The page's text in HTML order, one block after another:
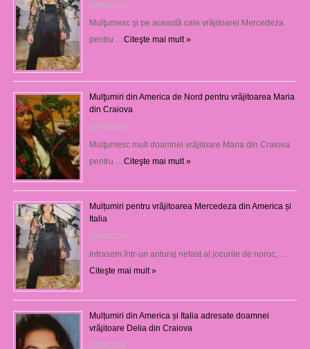
08/08/2026
Mulţumesc şi pe această cale vrăjitoarei Mercedeza
pentru …Citeşte mai mult »
Mulţumiri din America de Nord pentru vrăjitoarea Maria
din Craiova
07/08/2026
Mulţumesc mult doamnei vrăjitoare Maria din Craiova
pentru …Citeşte mai mult »
Mulțumiri pentru vrăjitoarea Mercedeza din America și
Italia
07/08/2026
Intrasem într-un anturaj nefast al jocurile de noroc, …
Citeşte mai mult »
Mulțumiri din America și Italia adresate doamnei
vrăjitoare Delia din Craiova
07/08/2026